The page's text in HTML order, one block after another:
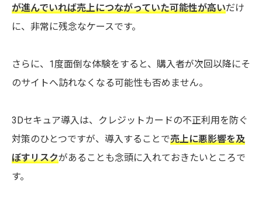
が進んでいれば売上につながっていた可能性が高いだけ
に、非常に残念なケースです。
さらに、1度面倒な体験をすると、購入者が次回以降にそ
のサイトへ訪れなくなる可能性も否めません。
3Dセキュア導入は、クレジットカードの不正利用を防ぐ
対策のひとつですが、導入することで売上に悪影響を及
ぼすリスクがあることも念頭に入れておきたいところで
す。